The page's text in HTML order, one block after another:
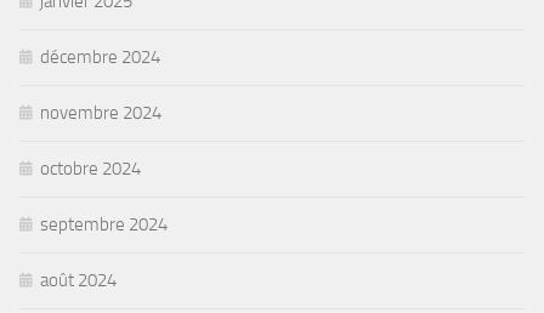
décembre 2024
novembre 2024
octobre 2024
septembre 2024
août 2024